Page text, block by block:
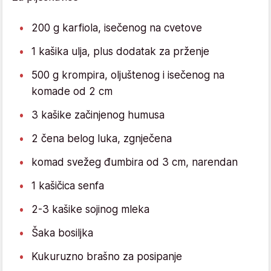
200 g karfiola, isečenog na cvetove
1 kašika ulja, plus dodatak za prženje
500 g krompira, oljuštenog i isečenog na
komade od 2 cm
3 kašike začinjenog humusa
2 čena belog luka, zgnječena
komad svežeg đumbira od 3 cm, narendan
1 kašičica senfa
2-3 kašike sojinog mleka
Šaka bosiljka
Kukuruzno brašno za posipanje